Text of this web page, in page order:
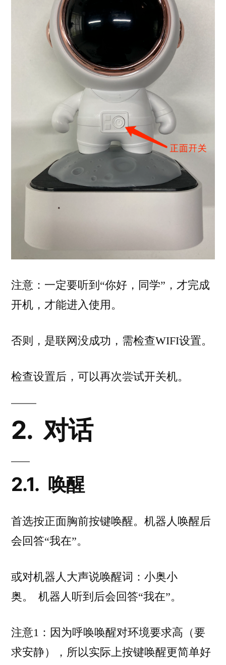
注意：一定要听到“你好，同学”，才完成
开机，才能进入使用。
否则，是联网没成功，需检查WIFI设置。
检查设置后，可以再次尝试开关机。
2.对话
2.1. 唤醒
首选按正面胸前按键唤醒。机器人唤醒后
会回答“我在”。
或对机器人大声说唤醒词：小奥小
奥。 机器人听到后会回答“我在”。
注意1：因为呼唤唤醒对环境要求高（要
求安静），所以实际上按键唤醒更简单好